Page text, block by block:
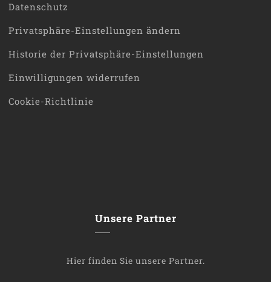
Datenschutz
Privatsphäre-Einstellungen ändern
Historie der Privatsphäre-Einstellungen
Einwilligungen widerrufen
Cookie-Richtlinie
Unsere Partner
Hier finden Sie unsere Partner.